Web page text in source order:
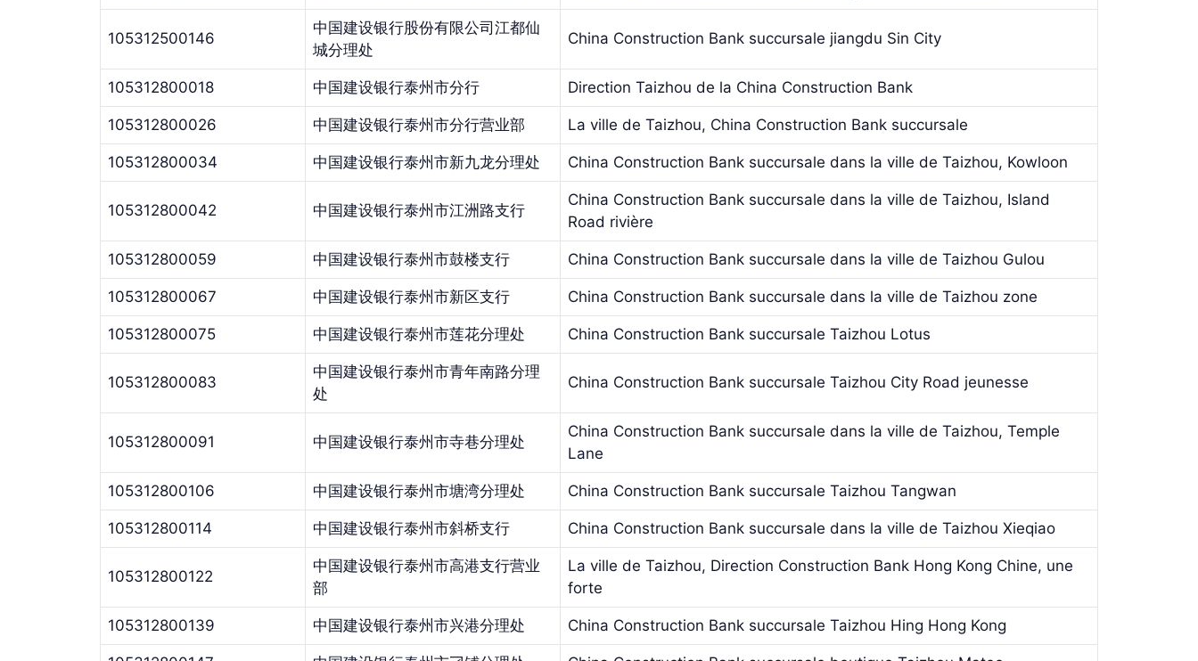
105312500146
中国建设银行股份有限公司江都仙
城分理处
China Construction Bank succursale jiangdu Sin City
105312800018 中国建设银行泰州市分行 Direction Taizhou de la China Construction Bank
105312800026 中国建设银行泰州市分行营业部 La ville de Taizhou, China Construction Bank succursale
105312800034 中国建设银行泰州市新九龙分理处 China Construction Bank succursale dans la ville de Taizhou, Kowloon
105312800042 中国建设银行泰州市江洲路支行
China Construction Bank succursale dans la ville de Taizhou, Island
Road rivière
105312800059 中国建设银行泰州市鼓楼支行 China Construction Bank succursale dans la ville de Taizhou Gulou
105312800067 中国建设银行泰州市新区支行 China Construction Bank succursale dans la ville de Taizhou zone
105312800075 中国建设银行泰州市莲花分理处 China Construction Bank succursale Taizhou Lotus
105312800083
中国建设银行泰州市青年南路分理
处
China Construction Bank succursale Taizhou City Road jeunesse
105312800091 中国建设银行泰州市寺巷分理处
China Construction Bank succursale dans la ville de Taizhou, Temple
Lane
105312800106 中国建设银行泰州市塘湾分理处 China Construction Bank succursale Taizhou Tangwan
105312800114 中国建设银行泰州市斜桥支行 China Construction Bank succursale dans la ville de Taizhou Xieqiao
105312800122
中国建设银行泰州市高港支行营业
部
La ville de Taizhou, Direction Construction Bank Hong Kong Chine, une
forte
105312800139 中国建设银行泰州市兴港分理处 China Construction Bank succursale Taizhou Hing Hong Kong